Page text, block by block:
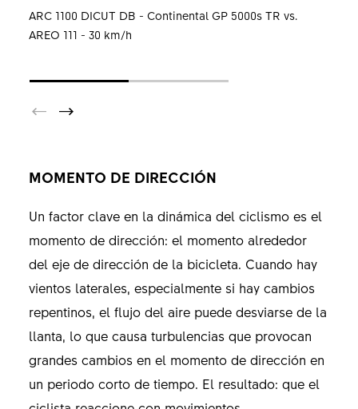
ARC 1100 DICUT DB - Continental GP 5000s TR vs.
AREO 111 - 30 km/h
MOMENTO DE DIRECCIÓN
Un factor clave en la dinámica del ciclismo es el
momento de dirección: el momento alrededor
del eje de dirección de la bicicleta. Cuando hay
vientos laterales, especialmente si hay cambios
repentinos, el flujo del aire puede desviarse de la
llanta, lo que causa turbulencias que provocan
grandes cambios en el momento de dirección en
un periodo corto de tiempo. El resultado: que el